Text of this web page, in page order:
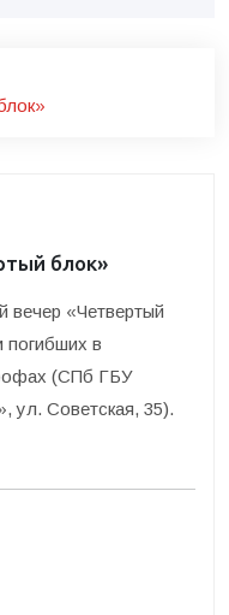
блок»
вечер «Четвертый
в
(СПб ГБУ
ул. Советская, 35).